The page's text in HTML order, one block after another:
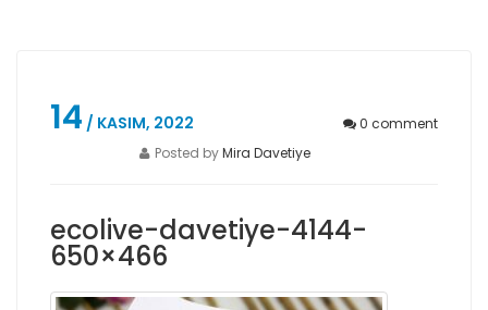
14 / KASIM, 2022 0 comment
Posted byMira Davetiye
ecolive-davetiye-4144-
650×466